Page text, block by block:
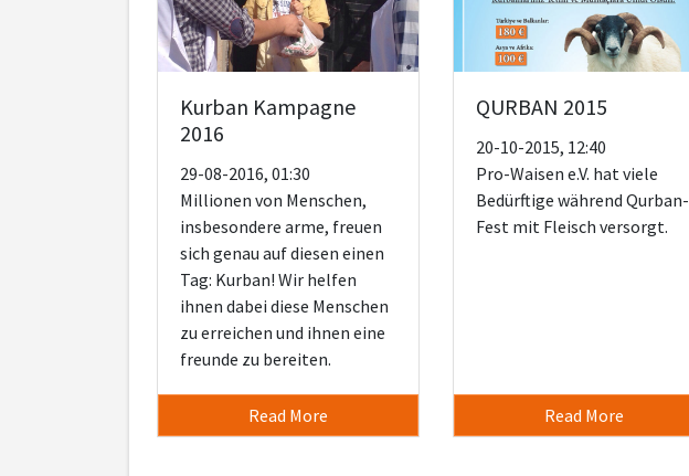
Kurban Kampagne
2016
29-08-2016, 01:30
Millionen von Menschen,
insbesondere arme, freuen
sich genau auf diesen einen
Tag: Kurban! Wir helfen
ihnen dabei diese Menschen
zu erreichen und ihnen eine
freunde zu bereiten.
Read More
QURBAN 2015
20-10-2015, 12:40
Pro-Waisen e.V. hat viele
Bedürftige während Qurban-
Fest mit Fleisch versorgt.
Read More